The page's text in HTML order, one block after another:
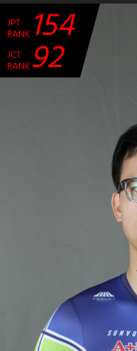
JBCF
JPT
RANK 154
JCT
RANK92